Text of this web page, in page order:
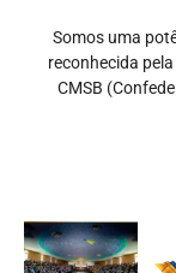
Somos uma
reconhecida
CMSB